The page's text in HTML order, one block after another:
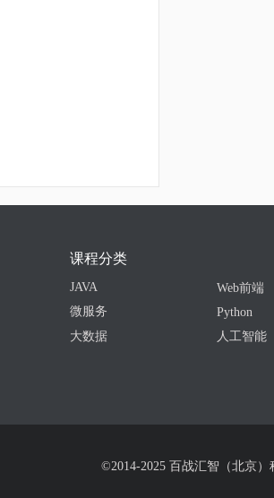
课程分类
JAVA
微服务
大数据
Web前端
Python
人工智能
©2014-2025 百战汇智（北京